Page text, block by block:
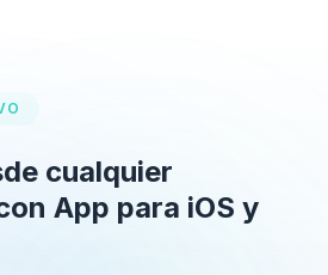
cualquier
App para iOS y